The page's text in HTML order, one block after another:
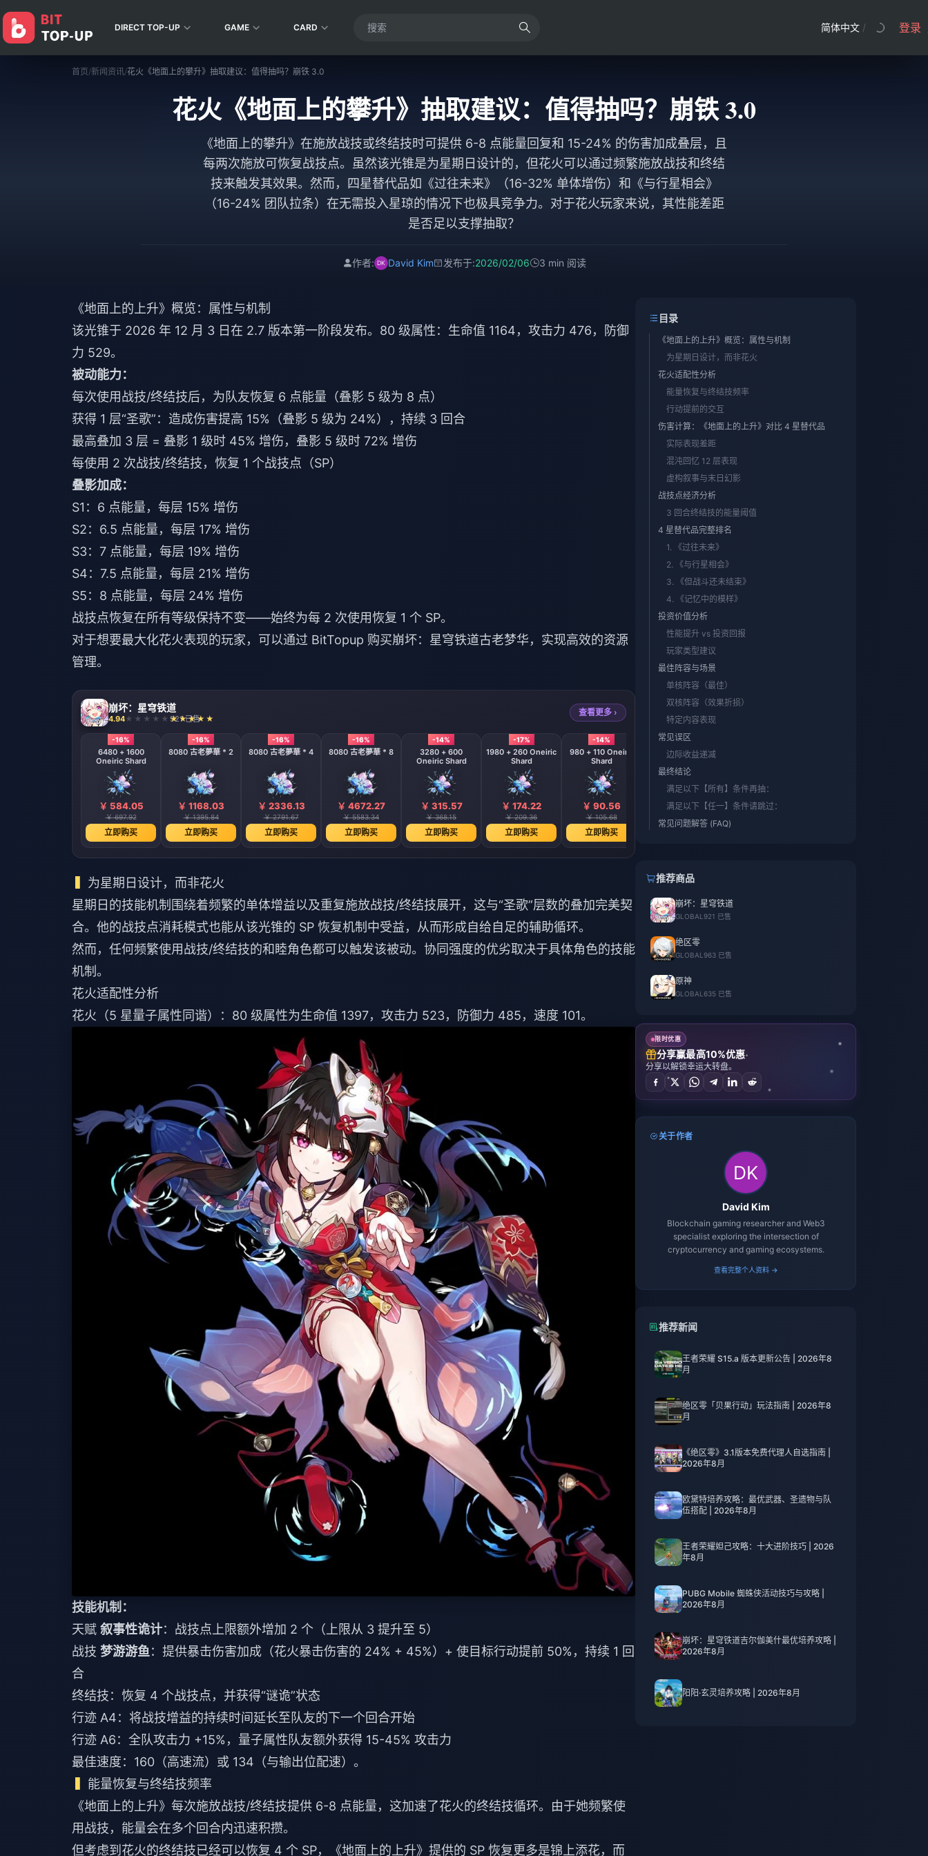
DIRECT TOP-UP GAME CARD 简体中文 / 登录
首页/新闻资讯/花火《地面上的攀升》抽取建议：值得抽吗？崩铁 3.0
花火《地面上的攀升》抽取建议：值得抽吗？崩铁 3.0
《地面上的攀升》在施放战技或终结技时可提供 6-8 点能量回复和 15-24% 的伤害加成叠层，且
每两次施放可恢复战技点。虽然该光锥是为星期日设计的，但花火可以通过频繁施放战技和终结
技来触发其效果。然而，四星替代品如《过往未来》（16-32% 单体增伤）和《与行星相会》
（16-24% 团队拉条）在无需投入星琼的情况下也极具竞争力。对于花火玩家来说，其性能差距
是否足以支撑抽取？
作者: David Kim 发布于:2026/02/06 3 min 阅读
《地面上的上升》概览：属性与机制
该光锥于 2026 年 12 月 3 日在 2.7 版本第一阶段发布。80 级属性：生命值 1164，攻击力 476，防御
力 529。
被动能力：
每次使用战技/终结技后，为队友恢复 6 点能量（叠影 5 级为 8 点）
获得 1 层“圣歌”：造成伤害提高 15%（叠影 5 级为 24%），持续 3 回合
最高叠加 3 层 = 叠影 1 级时 45% 增伤，叠影 5 级时 72% 增伤
每使用 2 次战技/终结技，恢复 1 个战技点（SP）
叠影加成：
S1：6 点能量，每层 15% 增伤
S2：6.5 点能量，每层 17% 增伤
S3：7 点能量，每层 19% 增伤
S4：7.5 点能量，每层 21% 增伤
S5：8 点能量，每层 24% 增伤
战技点恢复在所有等级保持不变——始终为每 2 次使用恢复 1 个 SP。
对于想要最大化花火表现的玩家，可以通过 BitTopup 购买崩坏：星穹铁道古老梦华，实现高效的资源
管理。
崩坏：星穹铁道
4.94 921 已售
查看更多 ›
-16%
6480 + 1600
Oneiric Shard
￥ 584.05
￥ 697.92
立即购买
-16%
8080 古老夢華 * 2
￥ 1168.03
￥ 1395.84
立即购买
-16%
8080 古老夢華 * 4
￥ 2336.13
￥ 2791.67
立即购买
-16%
8080 古老夢華 * 8
￥ 4672.27
￥ 5583.34
立即购买
-14%
3280 + 600
Oneiric Shard
￥ 315.57
￥ 368.15
立即购买
-17%
1980 + 260 Oneiric
Shard
￥ 174.22
￥ 209.36
立即购买
-14%
980 + 110 Oneiric
Shard
￥ 90.56
￥ 105.68
立即购买
-17%
Express Supply
Pass
￥ 29.05 ￥ 29.12
为星期日设计，而非花火
星期日的技能机制围绕着频繁的单体增益以及重复施放战技/终结技展开，这与“圣歌”层数的叠加完美契
合。他的战技点消耗模式也能从该光锥的 SP 恢复机制中受益，从而形成自给自足的辅助循环。
然而，任何频繁使用战技/终结技的和睦角色都可以触发该被动。协同强度的优劣取决于具体角色的技能
机制。
花火适配性分析
花火（5 星量子属性同谐）：80 级属性为生命值 1397，攻击力 523，防御力 485，速度 101。
技能机制：
天赋 叙事性诡计：战技点上限额外增加 2 个（上限从 3 提升至 5）
战技 梦游游鱼：提供暴击伤害加成（花火暴击伤害的 24% + 45%）+ 使目标行动提前 50%，持续 1 回
合
终结技：恢复 4 个战技点，并获得“谜诡”状态
行迹 A4：将战技增益的持续时间延长至队友的下一个回合开始
行迹 A6：全队攻击力 +15%，量子属性队友额外获得 15-45% 攻击力
最佳速度：160（高速流）或 134（与输出位配速）。
能量恢复与终结技频率
《地面上的上升》每次施放战技/终结技提供 6-8 点能量，这加速了花火的终结技循环。由于她频繁使
用战技，能量会在多个回合内迅速积攒。
但考虑到花火的终结技已经可以恢复 4 个 SP，《地面上的上升》提供的 SP 恢复更多是锦上添花，而
目录
《地面上的上升》概览：属性与机制
为星期日设计，而非花火
花火适配性分析
能量恢复与终结技频率
行动提前的交互
伤害计算：《地面上的上升》对比 4 星替代品
实际表现差距
混沌回忆 12 层表现
虚构叙事与末日幻影
战技点经济分析
3 回合终结技的能量阈值
4 星替代品完整排名
1. 《过往未来》
2. 《与行星相会》
3. 《但战斗还未结束》
4. 《记忆中的模样》
投资价值分析
性能提升 vs 投资回报
玩家类型建议
最佳阵容与场景
单核阵容（最佳）
双核阵容（效果折损）
特定内容表现
常见误区
边际收益递减
最终结论
满足以下【所有】条件再抽：
满足以下【任一】条件请跳过：
常见问题解答 (FAQ)
推荐商品
崩坏：星穹铁道
GLOBAL 921 已售
绝区零
GLOBAL 963 已售
原神
GLOBAL 635 已售
限时优惠
分享赢最高10%优惠
分享以解锁幸运大转盘。
关于作者
David Kim
Blockchain gaming researcher and Web3
specialist exploring the intersection of
cryptocurrency and gaming ecosystems.
查看完整个人资料 →
推荐新闻
王者荣耀 S15.a 版本更新公告 | 2026年8
月
绝区零「贝果行动」玩法指南 | 2026年8
月
《绝区零》3.1版本免费代理人自选指南 |
2026年8月
欧黛特培养攻略：最优武器、圣遗物与队
伍搭配 | 2026年8月
王者荣耀妲己攻略：十大进阶技巧 | 2026
年8月
PUBG Mobile 蜘蛛侠活动技巧与攻略 |
2026年8月
崩坏：星穹铁道吉尔伽美什最优培养攻略 |
2026年8月
阳阳·玄灵培养攻略 | 2026年8月